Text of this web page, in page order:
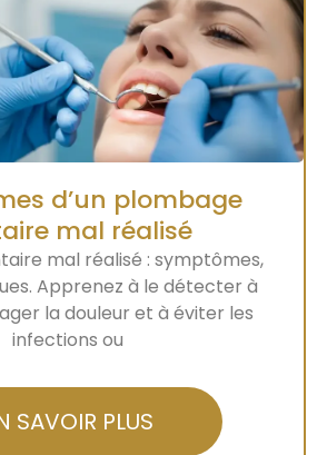
d’un plombage
mal réalisé
mal réalisé : symptômes,
Apprenez à le détecter à
la douleur et à éviter les
infections ou
SAVOIR PLUS